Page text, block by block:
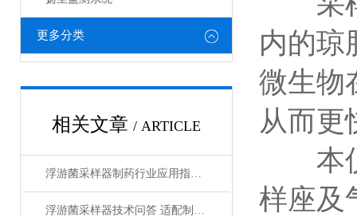
更多分类
相关文章 / ARTICLE
浮游菌采样器制药行业应用指南 合规检测助力车间洁净管控
浮游菌采样器技术问答 适配制药菌控场景实用指南
内的琼
微生物
从而更
本仪
样座及